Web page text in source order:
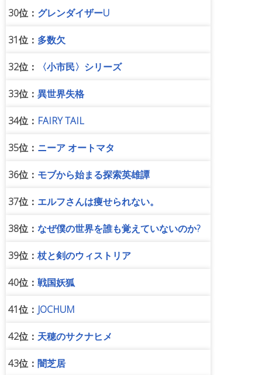
30位： グレンダイザーU
31位： 多数欠
32位： 〈小市民〉シリーズ
33位： 異世界失格
34位： FAIRY TAIL
35位： ニーア オートマタ
36位： モブから始まる探索英雄譚
37位： エルフさんは痩せられない。
38位： なぜ僕の世界を誰も覚えていないのか?
39位： 杖と剣のウィストリア
40位： 戦国妖狐
41位： JOCHUM
42位： 天穂のサクナヒメ
43位： 闇芝居